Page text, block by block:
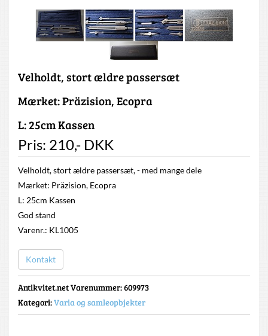
Velholdt, stort ældre passersæt
Mærket: Präzision, Ecopra
L: 25cm Kassen
Pris: 210,- DKK
Velholdt, stort ældre passersæt, - med mange dele
Mærket: Präzision, Ecopra
L: 25cm Kassen
God stand
Varenr.: KL1005
Kontakt
Antikvitet.net Varenummer: 609973
Kategori:Varia og samleopbjekter